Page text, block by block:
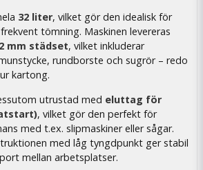
32 liter, vilket gör den idealisk för
tömning. Maskinen levereras
mm städset, vilket inkluderar
rundborste och sugrör – redo
kartong.
utrustad med eluttag för
, vilket gör den perfekt för
med t.ex. slipmaskiner eller sågar.
med låg tyngdpunkt ger stabil
mellan arbetsplatser.